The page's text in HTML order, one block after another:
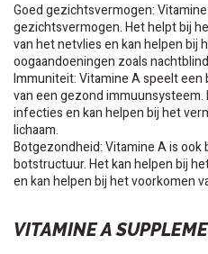
Goed gezichtsvermogen:
gezichtsvermogen. Het helpt bij
van het netvlies en kan helpen bij
oogaandoeningen zoals
Immuniteit: Vitamine A speelt een
van een gezond
infecties en kan helpen bij het
lichaam.
Botgezondheid: Vitamine A is
botstructuur. Het kan helpen bij
en kan helpen bij het voorkomen
VITAMINE A